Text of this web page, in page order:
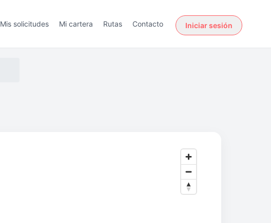
Mis solicitudes Mi cartera Rutas Contacto Iniciar sesión